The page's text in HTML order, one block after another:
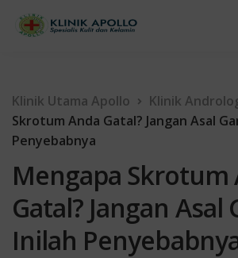
Klinik Utama Apollo Klinik
Skrotum Anda Gatal? Jangan Asal
Penyebabnya
Mengapa Skrotum
Gatal? Jangan Asal
Inilah